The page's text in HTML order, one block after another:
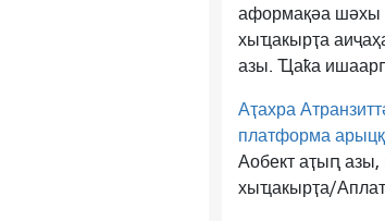
аформақәа шәхы
хыҵакырҭа
азы. Ҵаҟа
Аҭахра
платформа
Аобект аҭыԥ
хыҵакырҭа/